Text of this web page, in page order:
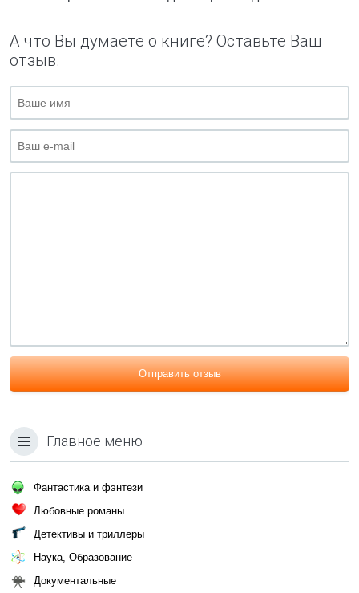
А что Вы думаете о книге? Оставьте Ваш
отзыв.
Отправить отзыв
Главное меню
Фантастика и фэнтези
Любовные романы
Детективы и триллеры
Наука, Образование
Документальные